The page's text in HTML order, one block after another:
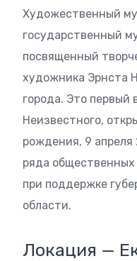
Художественный
государственный
посвященный
художника Эрнста
города. Это первый
Неизвестного,
рождения, 9 апреля
ряда общественных
при поддержке
области.
Локация —